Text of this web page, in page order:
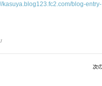
kasuya.blog123.fc2.com/blog-entry-